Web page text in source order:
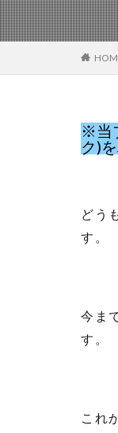
※当
ク)
どう
す。
今ま
す。
これ